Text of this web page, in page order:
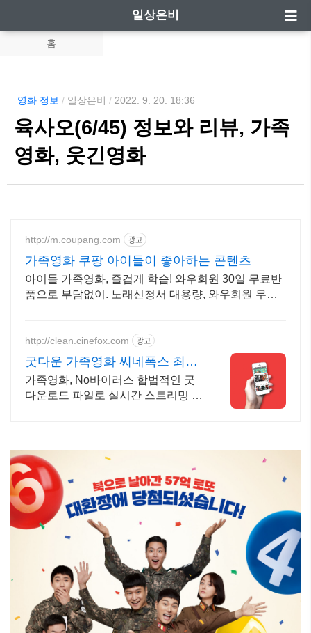
일상은비
홈
영화 정보 / 일상은비 / 2022. 9. 20. 18:36
육사오(6/45) 정보와 리뷰, 가족
영화, 웃긴영화
http://m.coupang.com 광고
가족영화 쿠팡 아이들이 좋아하는 콘텐츠
아이들 가족영화, 즐겁게 학습! 와우회원 30일 무료반
품으로 부담없이. 노래신청서 대용량, 와우회원 무제
http://clean.cinefox.com 광고
굿다운 가족영화 씨네폭스 최대
3만원+10%추가적립
가족영화, No바이러스 합법적인 굿
다운로드 파일로 실시간 스트리밍 다